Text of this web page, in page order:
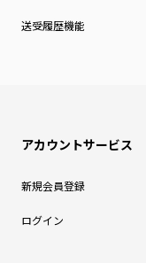
送受履歴機能
アカウントサービス
新規会員登録
ログイン